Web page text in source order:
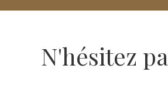
N'hésitez